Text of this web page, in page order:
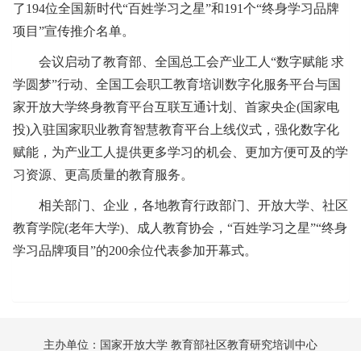
了194位全国新时代“百姓学习之星”和191个“终身学习品牌
项目”宣传推介名单。
会议启动了教育部、全国总工会产业工人“数字赋能 求
学圆梦”行动、全国工会职工教育培训数字化服务平台与国
家开放大学终身教育平台互联互通计划、首家央企(国家电
投)入驻国家职业教育智慧教育平台上线仪式，强化数字化
赋能，为产业工人提供更多学习的机会、更加方便可及的学
习资源、更高质量的教育服务。
相关部门、企业，各地教育行政部门、开放大学、社区
教育学院(老年大学)、成人教育协会，“百姓学习之星”“终身
学习品牌项目”的200余位代表参加开幕式。
主办单位：国家开放大学 教育部社区教育研究培训中心